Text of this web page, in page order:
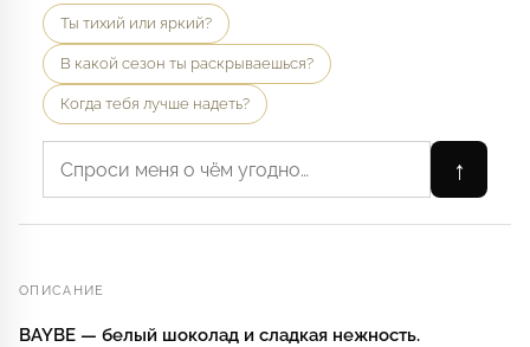
Ты тихий или яркий?
В какой сезон ты раскрываешься?
Когда тебя лучше надеть?
↑
ОПИСАНИЕ
BAYBE — белый шоколад и сладкая нежность.